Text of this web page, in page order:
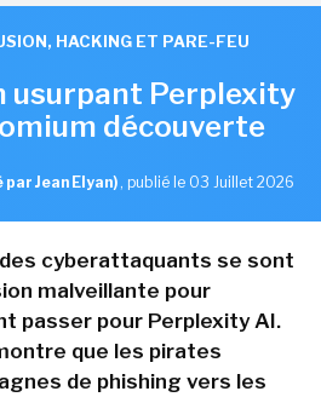
HACKING ET PARE-FEU
usurpant Perplexity
découverte
par Jean Elyan) , publié le 03 Juillet 2026
cyberattaquants se sont
malveillante pour
passer pour Perplexity AI.
que les pirates
de phishing vers les